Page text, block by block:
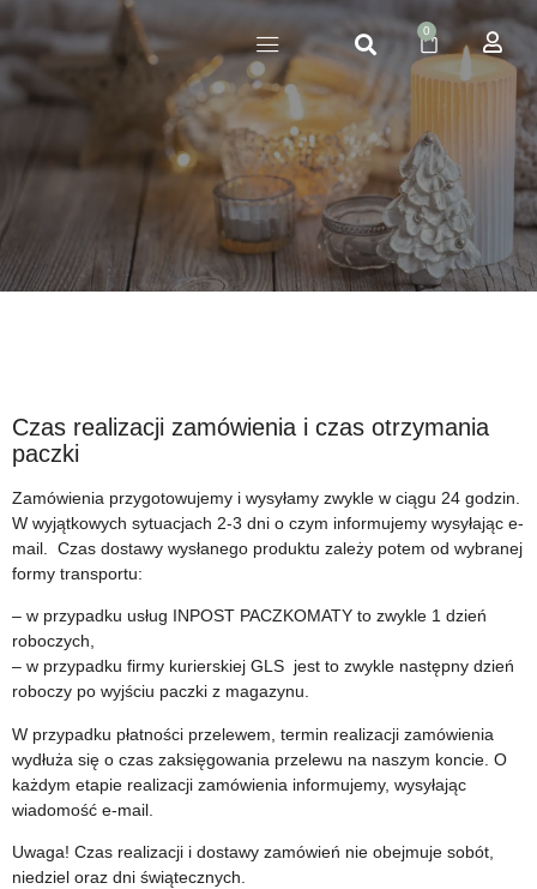
0
Czas realizacji zamówienia i czas otrzymania
paczki
Zamówienia przygotowujemy i wysyłamy zwykle w ciągu 24 godzin.
W wyjątkowych sytuacjach 2-3 dni o czym informujemy wysyłając e-
mail. Czas dostawy wysłanego produktu zależy potem od wybranej
formy transportu:
– w przypadku usług INPOST PACZKOMATY to zwykle 1 dzień
roboczych,
– w przypadku firmy kurierskiej GLS jest to zwykle następny dzień
roboczy po wyjściu paczki z magazynu.
W przypadku płatności przelewem, termin realizacji zamówienia
wydłuża się o czas zaksięgowania przelewu na naszym koncie. O
każdym etapie realizacji zamówienia informujemy, wysyłając
wiadomość e-mail.
Uwaga! Czas realizacji i dostawy zamówień nie obejmuje sobót,
niedziel oraz dni świątecznych.